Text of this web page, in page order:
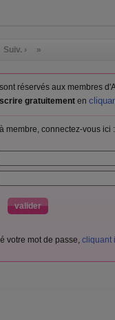
Suiv. › »
réservés aux membres
gratuitementen
membre, connectez-vous ici :
votre mot de passe, cliquant